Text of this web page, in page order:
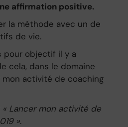
affirmation positive.
la méthode avec un de
de vie.
pour objectif il y a
cela, dans le domaine
mon activité de coaching
« Lancer mon activité de
».